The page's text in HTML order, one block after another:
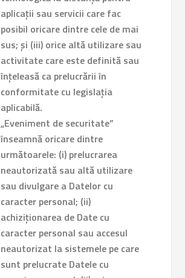
aplicații sau servicii care fac
posibil oricare dintre cele de mai
sus; și (iii) orice altă utilizare sau
activitate care este definită sau
înțeleasă ca prelucrării în
conformitate cu legislația
aplicabilă.
„Eveniment de securitate”
înseamnă oricare dintre
următoarele: (i) prelucrarea
neautorizată sau altă utilizare
sau divulgare a Datelor cu
caracter personal; (ii)
achiziționarea de Date cu
caracter personal sau accesul
neautorizat la sistemele pe care
sunt prelucrate Datele cu